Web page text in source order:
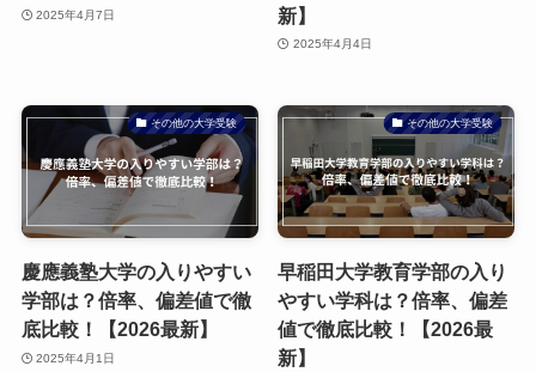
2025年4月7日
新】
2025年4月4日
その他の大学受験
慶應義塾大学の入りやすい
学部は？倍率、偏差値で徹
底比較！【2026最新】
2025年4月1日
その他の大学受験
早稲田大学教育学部の入り
やすい学科は？倍率、偏差
値で徹底比較！【2026最
新】